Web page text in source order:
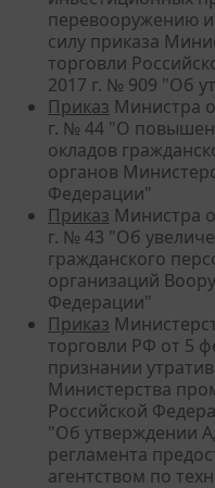
перевооружению
силу приказа
торговли
2017 г. № 909 "Об
Приказ Министра
г. № 44 "О
окладов
органов
Федерации"
Приказ Министра
г. № 43 "Об
гражданского
организаций
Федерации"
Приказ
торговли РФ от 5
признании
Министерства
Российской
"Об утверждении
регламента
агентством по